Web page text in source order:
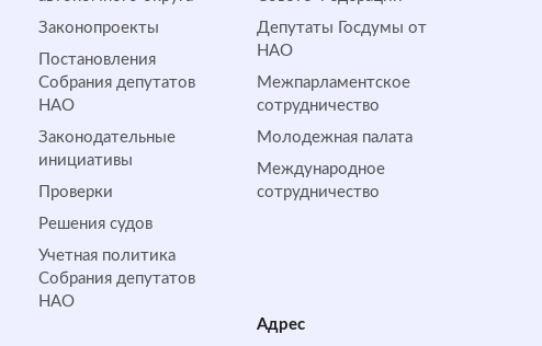
Законопроекты
Постановления
Собрания депутатов
НАО
Законодательные
инициативы
Проверки
Решения судов
Учетная политика
Собрания депутатов
НАО
Депутаты Госдумы от
НАО
Межпарламентское
сотрудничество
Молодежная палата
Международное
сотрудничество
Адрес